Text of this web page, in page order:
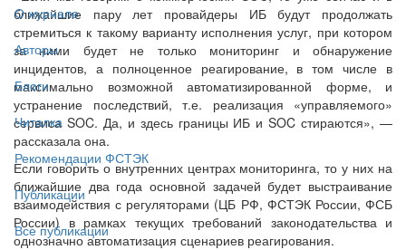
О журнале
Авторы
Блоги
Читалка
Рекомендации ФСТЭК
Публикации
Все публикации
ближайшие пару лет провайдеры ИБ будут продолжать
стремиться к такому варианту исполнения услуг, при котором
за ними будет не только мониторинг и обнаружение
инцидентов, а полноценное реагирование, в том числе в
максимально возможной автоматизированной форме, и
устранение последствий, т.е. реализация «управляемого»
сервиса SOC. Да, и здесь границы ИБ и SOC стираются», —
рассказала она.
Если говорить о внутренних центрах мониторинга, то у них на
ближайшие два года основной задачей будет выстраивание
взаимодействия с регуляторами (ЦБ РФ, ФСТЭК России, ФСБ
России) в рамках текущих требований законодательства и
однозначно автоматизация сценариев реагирования.